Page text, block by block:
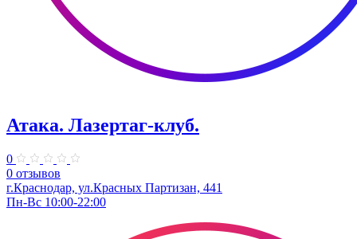
Атака. ​Лазертаг-клуб.
0
0 отзывов
г.Краснодар, ул.Красных Партизан, 441
Пн-Вс 10:00-22:00